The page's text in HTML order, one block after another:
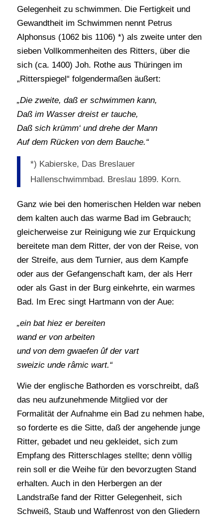
Gelegenheit zu schwimmen. Die Fertigkeit und
Gewandtheit im Schwimmen nennt Petrus
Alphonsus (1062 bis 1106) *) als zweite unter den
sieben Vollkommenheiten des Ritters, über die
sich (ca. 1400) Joh. Rothe aus Thüringen im
„Ritterspiegel“ folgendermaßen äußert:
„Die zweite, daß er schwimmen kann,
Daß im Wasser dreist er tauche,
Daß sich krümm‘ und drehe der Mann
Auf dem Rücken von dem Bauche.“
*) Kabierske, Das Breslauer
Hallenschwimmbad. Breslau 1899. Korn.
Ganz wie bei den homerischen Helden war neben
dem kalten auch das warme Bad im Gebrauch;
gleicherweise zur Reinigung wie zur Erquickung
bereitete man dem Ritter, der von der Reise, von
der Streife, aus dem Turnier, aus dem Kampfe
oder aus der Gefangenschaft kam, der als Herr
oder als Gast in der Burg einkehrte, ein warmes
Bad. Im Erec singt Hartmann von der Aue:
„ein bat hiez er bereiten
wand er von arbeiten
und von dem gwaefen ûf der vart
sweizic unde râmic wart.“
Wie der englische Bathorden es vorschreibt, daß
das neu aufzunehmende Mitglied vor der
Formalität der Aufnahme ein Bad zu nehmen habe,
so forderte es die Sitte, daß der angehende junge
Ritter, gebadet und neu gekleidet, sich zum
Empfang des Ritterschlages stellte; denn völlig
rein soll er die Weihe für den bevorzugten Stand
erhalten. Auch in den Herbergen an der
Landstraße fand der Ritter Gelegenheit, sich
Schweiß, Staub und Waffenrost von den Gliedern